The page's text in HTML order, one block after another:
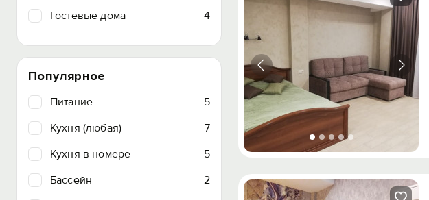
Гостевые дома
4
Популярное
Питание
5
Кухня (любая)
7
Кухня в номере
5
Бассейн
2